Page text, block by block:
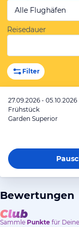
Alle Flughäfen
Reisedauer
Filter
27.09.2026 - 05.10.2026
Frühstück
Garden Superior
Bewertungen
Sammle Punkte für